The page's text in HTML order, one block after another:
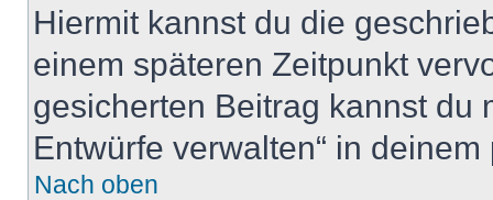
Hiermit kannst du die
einem späteren Zeitpunkt
gesicherten Beitrag kannst du
Entwürfe verwalten“ in
Nach oben